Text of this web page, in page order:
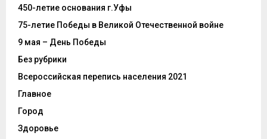
450-летие основания г.Уфы
75-летие Победы в Великой Отечественной войне
9 мая – День Победы
Без рубрики
Всероссийская перепись населения 2021
Главное
Город
Здоровье